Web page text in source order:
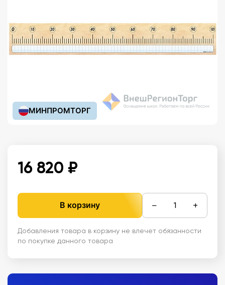
МИНПРОМТОРГ
16 820 ₽
В корзину − +
Добавления товара в корзину не влечет обязанности
по покупке данного товара